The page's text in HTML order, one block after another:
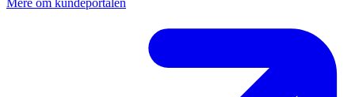
Mere om kundeportalen